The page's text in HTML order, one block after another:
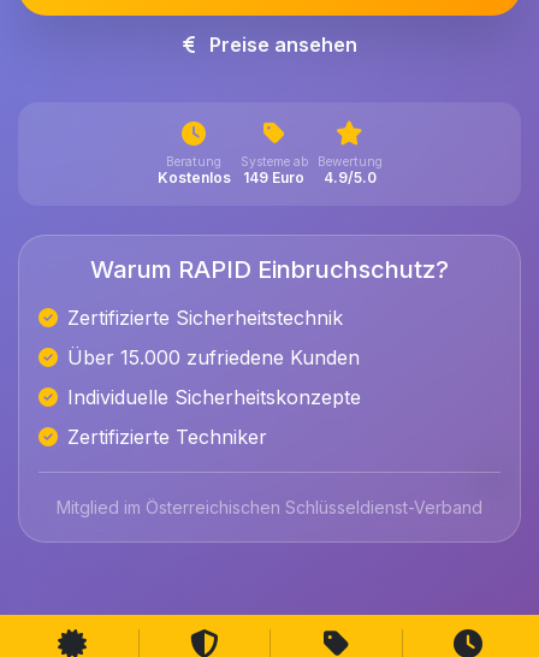
Preise ansehen
Beratung
Kostenlos
Systeme ab
149 Euro
Bewertung
4.9/5.0
Warum RAPID Einbruchschutz?
Zertifizierte Sicherheitstechnik
Über 15.000 zufriedene Kunden
Individuelle Sicherheitskonzepte
Zertifizierte Techniker
Mitglied im Österreichischen Schlüsseldienst-Verband